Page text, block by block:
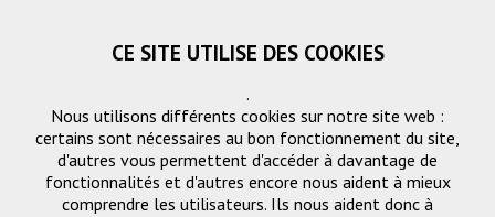
CE SITE UTILISE DES COOKIES
.
Nous utilisons différents cookies sur notre site web :
certains sont nécessaires au bon fonctionnement du site,
d'autres vous permettent d'accéder à davantage de
fonctionnalités et d'autres encore nous aident à mieux
comprendre les utilisateurs. Ils nous aident donc à